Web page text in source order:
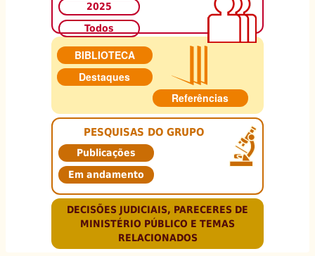
2025
Todos
BIBLIOTECA
Destaques
Referências
PESQUISAS DO GRUPO
Publicações
Em andamento
DECISÕES JUDICIAIS, PARECERES DE
MINISTÉRIO PÚBLICO E TEMAS
RELACIONADOS